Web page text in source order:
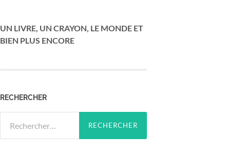
UN LIVRE, UN CRAYON, LE MONDE ET
BIEN PLUS ENCORE
RECHERCHER